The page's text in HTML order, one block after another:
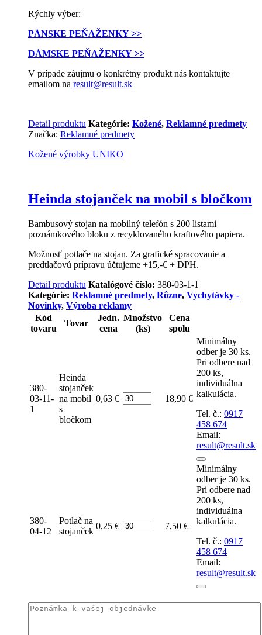
Rýchly výber:
PÁNSKE PEŇAŽENKY >>
DÁMSKE PEŇAŽENKY >>
V prípade záujmu o konkrétny produkt nás kontaktujte
emailom na result@result.sk
Detail produktu Kategórie: Kožené, Reklamné predmety
Značka: Reklamné predmety
Kožené výrobky UNIKO
Heinda stojanček na mobil s bločkom
Bambusový stojan na mobilný telefón s 200 listami
poznámkového bloku z recyklovaného kraftového papiera.
Možnosť potlače na stojan. Za grafické spracovanie a
predtlačovú prípravu účtujeme +15,-€ + DPH.
Detail produktu Katalógové číslo: 380-03-1-1
Kategórie: Reklamné predmety, Rôzne, Vychytávky -
Novinky, Výroba reklamy
Kód
tovaru
Tovar
Jedn.
cena
Množstvo
(ks)
Cena
spolu
380-
03-11-
1
Heinda
stojanček
na mobil
s
bločkom
0,63 € Počet 18,90 €
Minimálny
odber je 30 ks.
Pri odbere nad
200 ks,
individuálna
kalkulácia.
Tel. č.: 0917
458 674
Email:
result@result.sk
380-
04-12
Potlač na
stojanček
0,25 € Počet 7,50 €
Minimálny
odber je 30 ks.
Pri odbere nad
200 ks,
individuálna
kalkulácia.
Tel. č.: 0917
458 674
Email:
result@result.sk